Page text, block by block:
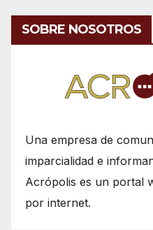
SOBRE NOSOTROS
Una empresa de
imparcialidad e
Acrópolis es un portal
por internet.